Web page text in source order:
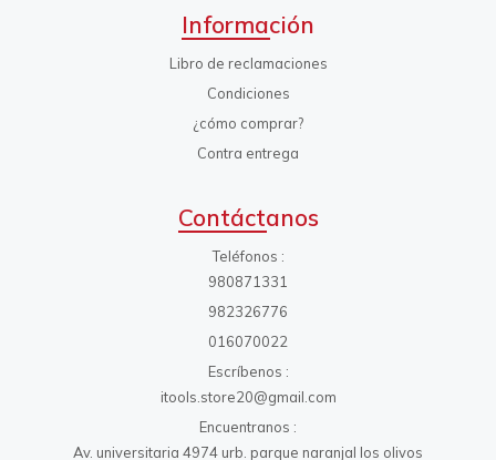
Información
Libro de reclamaciones
Condiciones
¿cómo comprar?
Contra entrega
Contáctanos
Teléfonos
980871331
982326776
016070022
Escríbenos
itools.store20@gmail.com
Encuentranos
Av. universitaria 4974 urb. parque naranjal los olivos